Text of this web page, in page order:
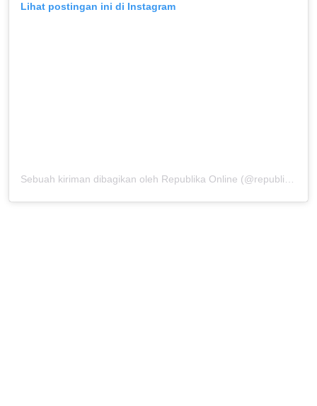
Lihat postingan ini di Instagram